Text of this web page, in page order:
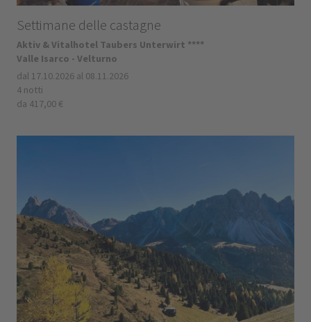
Settimane delle castagne
Aktiv & Vitalhotel Taubers Unterwirt ****
Valle Isarco - Velturno
dal 17.10.2026 al 08.11.2026
4 notti
da 417,00 €